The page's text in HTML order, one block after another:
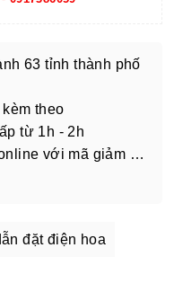
63 tỉnh thành phố
theo
từ 1h - 2h
Giảm cho khách hàng đặt online với mã giảm giá
đặt điện hoa